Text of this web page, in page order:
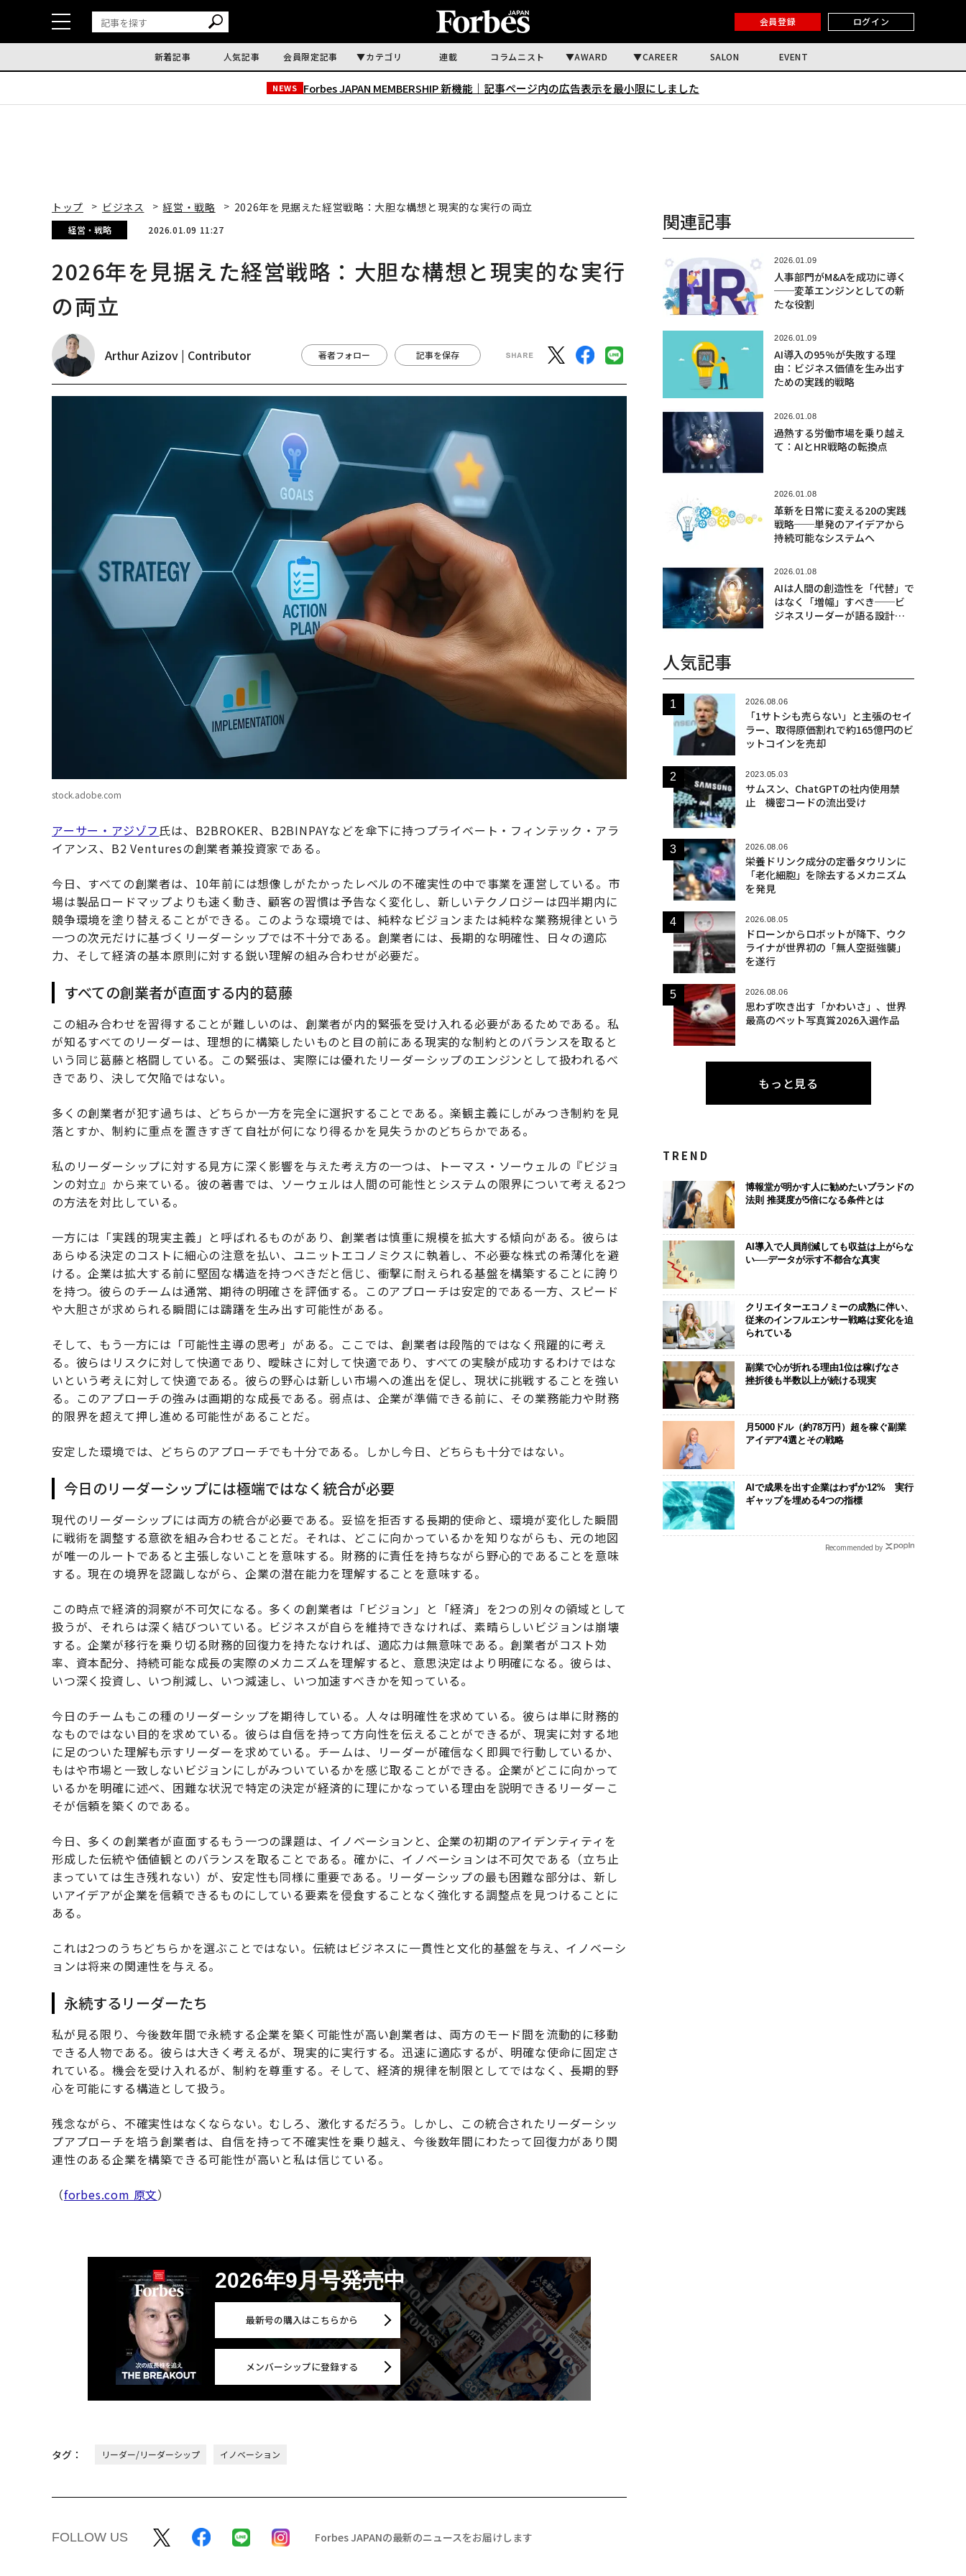
会員登録 ログイン
新着記事 人気記事 会員限定記事 カテゴリ 連載 コラムニスト AWARD CAREER SALON EVENT
NEWS Forbes JAPAN MEMBERSHIP 新機能｜ 記事ページ内の広告表示を最小限にしました
トップ ビジネス 経営・戦略 2026年を見据えた経営戦略：大胆な構想と現実的な実行の両立
経営・戦略 2026.01.09 11:27
2026年を見据えた経営戦略：大胆な構想と現実的な実行
の両立
Arthur Azizov | Contributor 著者フォロー 記事を保存
stock.adobe.com
アーサー・アジゾフ氏は、B2BROKER、B2BINPAYなどを傘下に持つプライベート・フィンテック・アラ
イアンス、B2 Venturesの創業者兼投資家である。
今日、すべての創業者は、10年前には想像しがたかったレベルの不確実性の中で事業を運営している。市
場は製品ロードマップよりも速く動き、顧客の習慣は予告なく変化し、新しいテクノロジーは四半期内に
競争環境を塗り替えることができる。このような環境では、純粋なビジョンまたは純粋な業務規律という
一つの次元だけに基づくリーダーシップでは不十分である。創業者には、長期的な明確性、日々の適応
力、そして経済の基本原則に対する鋭い理解の組み合わせが必要だ。
すべての創業者が直面する内的葛藤
この組み合わせを習得することが難しいのは、創業者が内的緊張を受け入れる必要があるためである。私
が知るすべてのリーダーは、理想的に構築したいものと目の前にある現実的な制約とのバランスを取ると
いう同じ葛藤と格闘している。この緊張は、実際には優れたリーダーシップのエンジンとして扱われるべ
きであり、決して欠陥ではない。
多くの創業者が犯す過ちは、どちらか一方を完全に選択することである。楽観主義にしがみつき制約を見
落とすか、制約に重点を置きすぎて自社が何になり得るかを見失うかのどちらかである。
私のリーダーシップに対する見方に深く影響を与えた考え方の一つは、トーマス・ソーウェルの『ビジョ
ンの対立』から来ている。彼の著書では、ソーウェルは人間の可能性とシステムの限界について考える2つ
の方法を対比している。
一方には「実践的現実主義」と呼ばれるものがあり、創業者は慎重に規模を拡大する傾向がある。彼らは
あらゆる決定のコストに細心の注意を払い、ユニットエコノミクスに執着し、不必要な株式の希薄化を避
ける。企業は拡大する前に堅固な構造を持つべきだと信じ、衝撃に耐えられる基盤を構築することに誇り
を持つ。彼らのチームは通常、期待の明確さを評価する。このアプローチは安定的である一方、スピード
や大胆さが求められる瞬間には躊躇を生み出す可能性がある。
そして、もう一方には「可能性主導の思考」がある。ここでは、創業者は段階的ではなく飛躍的に考え
る。彼らはリスクに対して快適であり、曖昧さに対して快適であり、すべての実験が成功するわけではな
いという考えに対して快適である。彼らの野心は新しい市場への進出を促し、現状に挑戦することを強い
る。このアプローチの強みは画期的な成長である。弱点は、企業が準備できる前に、その業務能力や財務
的限界を超えて押し進める可能性があることだ。
安定した環境では、どちらのアプローチでも十分である。しかし今日、どちらも十分ではない。
今日のリーダーシップには極端ではなく統合が必要
現代のリーダーシップには両方の統合が必要である。妥協を拒否する長期的使命と、環境が変化した瞬間
に戦術を調整する意欲を組み合わせることだ。それは、どこに向かっているかを知りながらも、元の地図
が唯一のルートであると主張しないことを意味する。財務的に責任を持ちながら野心的であることを意味
する。現在の境界を認識しながら、企業の潜在能力を理解することを意味する。
この時点で経済的洞察が不可欠になる。多くの創業者は「ビジョン」と「経済」を2つの別々の領域として
扱うが、それらは深く結びついている。ビジネスが自らを維持できなければ、素晴らしいビジョンは崩壊
する。企業が移行を乗り切る財務的回復力を持たなければ、適応力は無意味である。創業者がコスト効
率、資本配分、持続可能な成長の実際のメカニズムを理解すると、意思決定はより明確になる。彼らは、
いつ深く投資し、いつ削減し、いつ減速し、いつ加速すべきかを知っている。
今日のチームもこの種のリーダーシップを期待している。人々は明確性を求めている。彼らは単に財務的
なものではない目的を求めている。彼らは自信を持って方向性を伝えることができるが、現実に対する地
に足のついた理解も示すリーダーを求めている。チームは、リーダーが確信なく即興で行動しているか、
もはや市場と一致しないビジョンにしがみついているかを感じ取ることができる。企業がどこに向かって
いるかを明確に述べ、困難な状況で特定の決定が経済的に理にかなっている理由を説明できるリーダーこ
そが信頼を築くのである。
今日、多くの創業者が直面するもう一つの課題は、イノベーションと、企業の初期のアイデンティティを
形成した伝統や価値観とのバランスを取ることである。確かに、イノベーションは不可欠である（立ち止
まっていては生き残れない）が、安定性も同様に重要である。リーダーシップの最も困難な部分は、新し
いアイデアが企業を信頼できるものにしている要素を侵食することなく強化する調整点を見つけることに
ある。
これは2つのうちどちらかを選ぶことではない。伝統はビジネスに一貫性と文化的基盤を与え、イノベーシ
ョンは将来の関連性を与える。
永続するリーダーたち
私が見る限り、今後数年間で永続する企業を築く可能性が高い創業者は、両方のモード間を流動的に移動
できる人物である。彼らは大きく考えるが、現実的に実行する。迅速に適応するが、明確な使命に固定さ
れている。機会を受け入れるが、制約を尊重する。そして、経済的規律を制限としてではなく、長期的野
心を可能にする構造として扱う。
残念ながら、不確実性はなくならない。むしろ、激化するだろう。しかし、この統合されたリーダーシッ
プアプローチを培う創業者は、自信を持って不確実性を乗り越え、今後数年間にわたって回復力があり関
連性のある企業を構築できる可能性が高いと私は信じている。
（forbes.com 原文）
2026年9月号発売中
最新号の購入はこちらから
メンバーシップに登録する
タグ： リーダー/リーダーシップ イノベーション
FOLLOW US Forbes JAPANの最新のニュースをお届けします
関連記事
2026.01.09
人事部門がM&Aを成功に導く
──変革エンジンとしての新
たな役割
2026.01.09
AI導入の95%が失敗する理
由：ビジネス価値を生み出す
ための実践的戦略
2026.01.08
過熱する労働市場を乗り越え
て：AIとHR戦略の転換点
2026.01.08
革新を日常に変える20の実践
戦略──単発のアイデアから
持続可能なシステムへ
2026.01.08
AIは人間の創造性を「代替」で
はなく「増幅」すべき──ビ
ジネスリーダーが語る設計の
人気記事
2026.08.06
「1サトシも売らない」と主張のセイ
ラー、取得原価割れで約165億円のビ
ットコインを売却
2023.05.03
サムスン、ChatGPTの社内使用禁
止 機密コードの流出受け
2026.08.06
栄養ドリンク成分の定番タウリンに
「老化細胞」を除去するメカニズム
を発見
2026.08.05
ドローンからロボットが降下、ウク
ライナが世界初の「無人空挺強襲」
を遂行
2026.08.06
思わず吹き出す「かわいさ」、世界
最高のペット写真賞2026入選作品
もっと見る
TREND
博報堂が明かす人に勧めたいブランドの
法則 推奨度が5倍になる条件とは
AI導入で人員削減しても収益は上がらな
い──データが示す不都合な真実
クリエイターエコノミーの成熟に伴い、
従来のインフルエンサー戦略は変化を迫
られている
副業で心が折れる理由1位は稼げなさ
挫折後も半数以上が続ける現実
月5000ドル（約78万円）超を稼ぐ副業
アイデア4選とその戦略
AIで成果を出す企業はわずか12% 実行
ギャップを埋める4つの指標
Recommended by